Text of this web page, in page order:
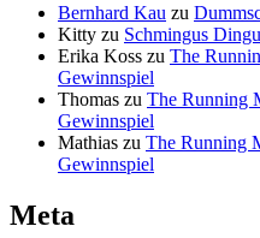
Bernhard Kau zu
Kitty zu Schmingus
Erika Koss zu The
Gewinnspiel
Thomas zu The Running
Gewinnspiel
Mathias zu The Running
Gewinnspiel
Meta